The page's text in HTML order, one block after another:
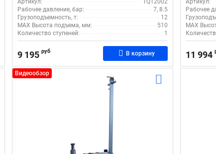
Артикул:
TQ12002
Рабочее давление, бар:
7, 8.5
Грузоподъемность, т:
12
MAX Высота подъема, мм:
510
Количество ступеней:
1
9 195 руб В корзину
Артикул:
Рабочее
MAX
11 994
Видеообзор